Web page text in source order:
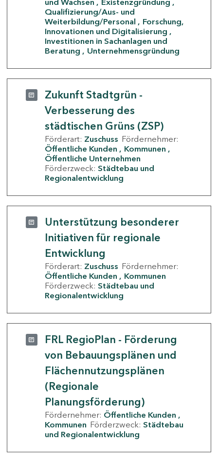
und Wachsen
Existenzgründung
Qualifizierung/Aus- und
Weiterbildung/Personal
Forschung,
Innovationen und Digitalisierung
Investitionen in Sachanlagen und
Beratung
Unternehmensgründung
Zukunft Stadtgrün -
Verbesserung des
städtischen Grüns (ZSP)
Förderart: Zuschuss Fördernehmer:
Öffentliche Kunden
Kommunen
Öffentliche Unternehmen
Förderzweck: Städtebau und
Regionalentwicklung
Unterstützung besonderer
Initiativen für regionale
Entwicklung
Förderart: Zuschuss Fördernehmer:
Öffentliche Kunden
Kommunen
Förderzweck: Städtebau und
Regionalentwicklung
FRL RegioPlan - Förderung
von Bebauungsplänen und
Flächennutzungsplänen
(Regionale
Planungsförderung)
Fördernehmer: Öffentliche Kunden
Kommunen Förderzweck: Städtebau
und Regionalentwicklung